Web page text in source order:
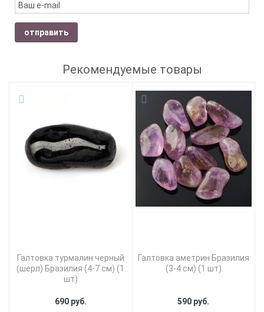
отправить
Рекомендуемые товары
Галтовка турмалин черный
(шерл) Бразилия (4-7 см) (1
шт)
690 руб.
Галтовка аметрин Бразилия
(3-4 см) (1 шт)
590 руб.